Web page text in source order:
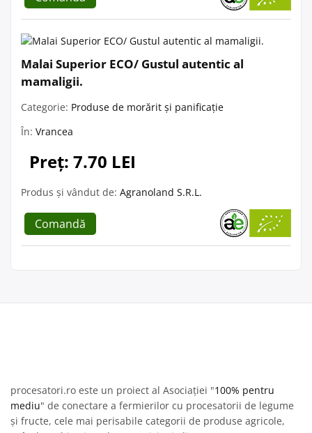
Malai Superior ECO/ Gustul autentic al
mamaligii.
Categorie: Produse de morărit și panificație
În: Vrancea
Preț: 7.70 LEI
Produs și vândut de: Agranoland S.R.L.
Comandă
procesatori.ro este un proiect al Asociației "100% pentru
mediu" de conectare a fermierilor cu procesatorii de legume
și fructe, cele mai perisabile categorii de produse agricole,